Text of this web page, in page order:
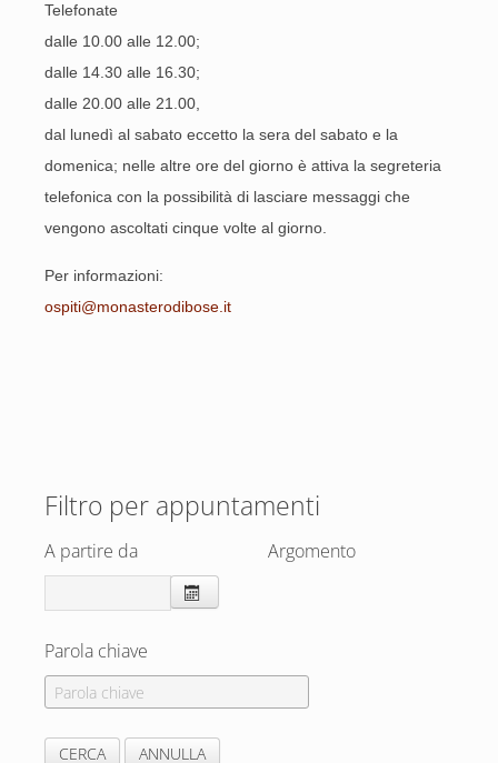
Telefonate
dalle 10.00 alle 12.00;
dalle 14.30 alle 16.30;
dalle 20.00 alle 21.00,
dal lunedì al sabato eccetto la sera del sabato e la
domenica; nelle altre ore del giorno è attiva la segreteria
telefonica con la possibilità di lasciare messaggi che
vengono ascoltati cinque volte al giorno.
Per informazioni:
ospiti@monasterodibose.it
Filtro per appuntamenti
A partire da Argomento
Parola chiave